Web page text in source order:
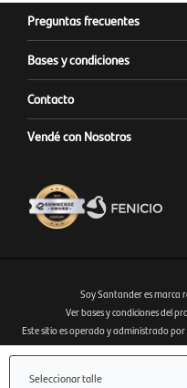
Seleccionar talle
Preguntas frecuentes
Bases y condiciones
Contacto
Vendé con Nosotros
Fenicio eCommerce
Soy Santander es marca
Ver bases y condiciones del
Este sitio es operado y administrado por
sitio web www.copab.org.uy